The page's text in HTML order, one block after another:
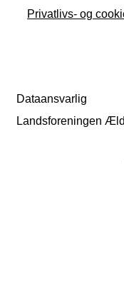
Privatlivs- og
Dataansvarlig
Landsforeningen